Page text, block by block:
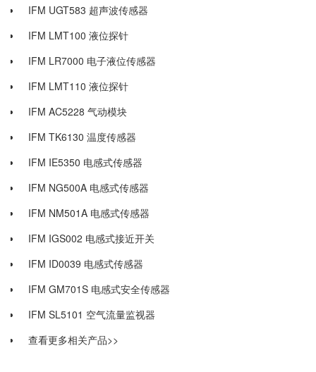
IFM UGT583 超声波传感器
IFM LMT100 液位探针
IFM LR7000 电子液位传感器
IFM LMT110 液位探针
IFM AC5228 气动模块
IFM TK6130 温度传感器
IFM IE5350 电感式传感器
IFM NG500A 电感式传感器
IFM NM501A 电感式传感器
IFM IGS002 电感式接近开关
IFM ID0039 电感式传感器
IFM GM701S 电感式安全传感器
IFM SL5101 空气流量监视器
查看更多相关产品>>